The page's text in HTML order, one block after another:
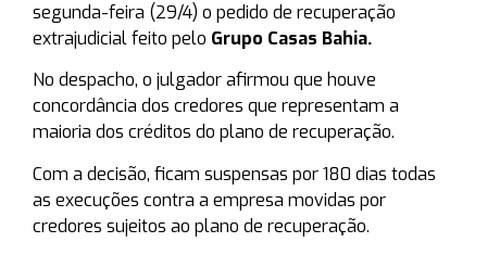
segunda-feira (29/4) o pedido de recuperação
extrajudicial feito pelo Grupo Casas Bahia.
No despacho, o julgador afirmou que houve
concordância dos credores que representam a
maioria dos créditos do plano de recuperação.
Com a decisão, ficam suspensas por 180 dias todas
as execuções contra a empresa movidas por
credores sujeitos ao plano de recuperação.